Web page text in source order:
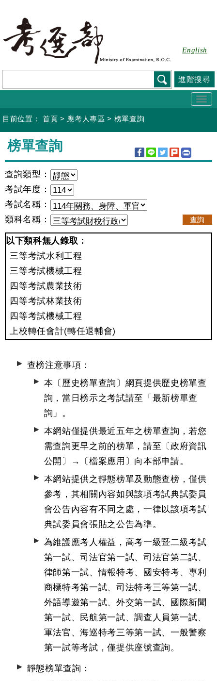
要
容
English
進階搜尋
目前位置： 首頁 > 應考人專區 > 榜單查詢
:::
榜單查詢
查詢類型：
考試年度：
考試名稱：
類科名稱：
查詢
以下類科無人錄取：
三等考試水利工程
三等考試機械工程
四等考試農業技術
四等考試林業技術
四等考試機械工程
上校轉任會計(轉任退輔會)
查榜注意事項：
本〔歷史榜單查詢〕網頁提供歷史榜單查
詢，當日榜示之考試請至 「最新榜單查
詢」 。
本網站僅提供最近五年之榜單查詢，若您
需查詢更早之前的榜單，請至〔政府資訊
公開〕→
〔檔案應用〕 向本部申請。
本網站提供之靜態榜單及動態查榜，僅供
參考，其相關內容如與該項考試典試委員
會公告內容有不同之處，一律以該項考試
典試委員會張貼之公告為準。
為維護應考人權益，高考一級暨二級考試
第一試、司法官第一試、司法官第二試、
律師第一試、情報特考、國安特考、專利
商標特考第一試、司法特考三等第一試、
外語導遊第一試、外交第一試、國際新聞
第一試、民航第一試、調查人員第一試、
軍法官、海巡特考三等第一試、一般警察
第一試等考試，僅提供座號查詢。
靜態榜單查詢：